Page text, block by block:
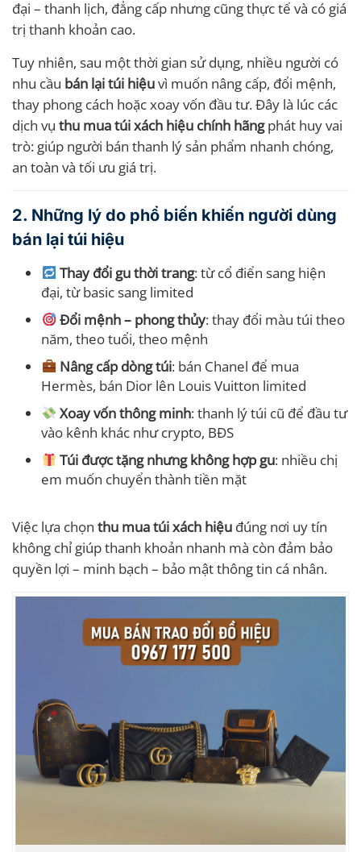
đại – thanh lịch, đẳng cấp nhưng cũng thực tế và có giá
trị thanh khoản cao.
Tuy nhiên, sau một thời gian sử dụng, nhiều người có
nhu cầu bán lại túi hiệuvì muốn nâng cấp, đổi mệnh,
thay phong cách hoặc xoay vốn đầu tư. Đây là lúc các
dịch vụ thu mua túi xách hiệu chính hãngphát huy vai
trò: giúp người bán thanh lý sản phẩm nhanh chóng,
an toàn và tối ưu giá trị.
2. Những lý do phổ biến khiến người dùng
bán lại túi hiệu
Thay đổi gu thời trang: từ cổ điển sang hiện
đại, từ basic sang limited
Đổi mệnh – phong thủy: thay đổi màu túi theo
năm, theo tuổi, theo mệnh
Nâng cấp dòng túi: bán Chanel để mua
Hermès, bán Dior lên Louis Vuitton limited
Xoay vốn thông minh: thanh lý túi cũ để đầu tư
vào kênh khác như crypto, BĐS
Túi được tặng nhưng không hợp gu: nhiều chị
em muốn chuyển thành tiền mặt
Việc lựa chọn thu mua túi xách hiệu đúng nơi uy tín
không chỉ giúp thanh khoản nhanh mà còn đảm bảo
quyền lợi – minh bạch – bảo mật thông tin cá nhân.